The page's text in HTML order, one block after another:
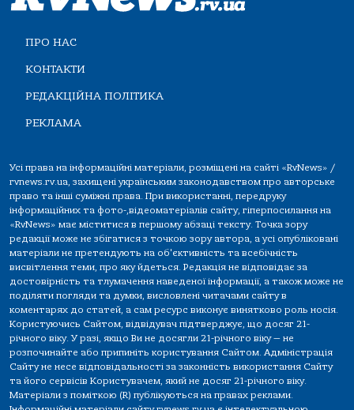
ПРО НАС
КОНТАКТИ
РЕДАКЦІЙНА ПОЛІТИКА
РЕКЛАМА
Усі права на інформаційні матеріали, розміщені на сайті «RvNews» /
rvnews.rv.ua, захищені українським законодавством про авторське
право та інші суміжні права. При використанні, передруку
інформаційних та фото-,відеоматеріалів сайту, гіперпосилання на
«RvNews» має міститися в першому абзаці тексту. Точка зору
редакції може не збігатися з точкою зору автора, а усі опубліковані
матеріали не претендують на об'єктивність та всебічність
висвітлення теми, про яку йдеться. Редакція не відповідає за
достовірність та тлумачення наведеної інформації, а також може не
поділяти погляди та думки, висловлені читачами сайту в
коментарях до статей, а сам ресурс виконує винятково роль носія.
Користуючись Сайтом, відвідувач підтверджує, що досяг 21-
річного віку. У разі, якщо Ви не досягли 21-річного віку — не
розпочинайте або припиніть користування Сайтом. Адміністрація
Сайту не несе відповідальності за законність використання Сайту
та його сервісів Користувачем, який не досяг 21-річного віку.
Матеріали з поміткою (R) публікуються на правах реклами.